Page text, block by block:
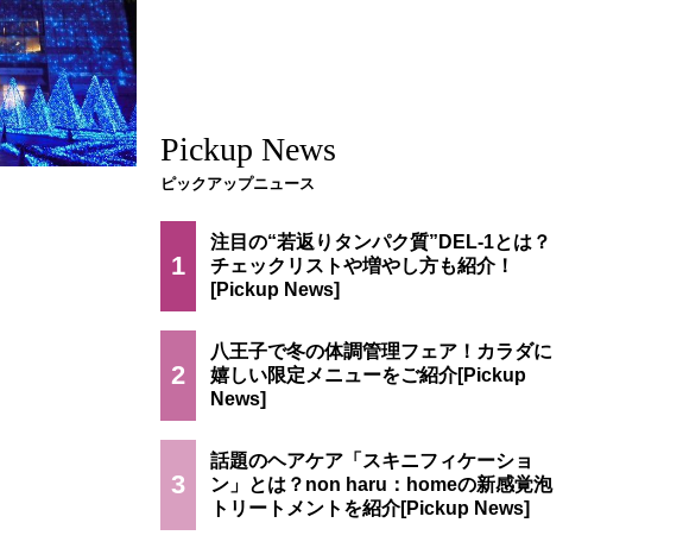
Pickup News
ピックアップニュース
1
注目の“若返りタンパク質”DEL-1とは？
チェックリストや増やし方も紹介！
2
八王子で冬の体調管理フェア！カラダに
嬉しい限定メニューをご紹介
3
話題のヘアケア「スキニフィケーショ
ン」とは？non haru：homeの新感覚泡
トリートメントを紹介